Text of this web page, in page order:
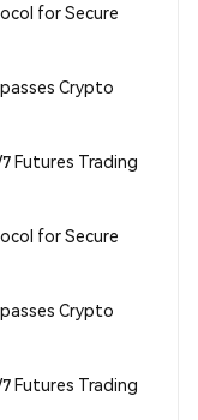
for Secure
Crypto
Futures Trading
for Secure
Crypto
Futures Trading